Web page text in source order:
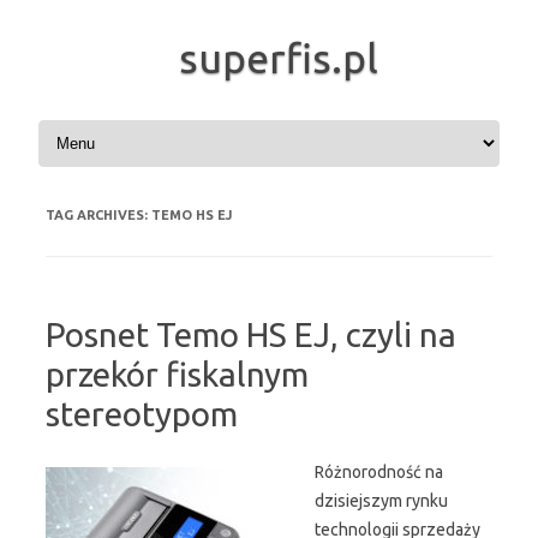
superfis.pl
Skip to content
TAG ARCHIVES: TEMO HS EJ
Posnet Temo HS EJ, czyli na
przekór fiskalnym
stereotypom
Różnorodność na
dzisiejszym rynku
technologii sprzedaży